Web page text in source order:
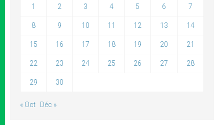
1 2 3 4 5 6 7
8 9 10 11 12 13 14
15 16 17 18 19 20 21
22 23 24 25 26 27 28
29 30
« Oct Déc »